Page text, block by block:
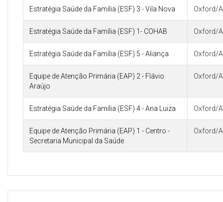
Estratégia Saúde da Família (ESF) 3 - Vila Nova Oxford/
Estratégia Saúde da Família (ESF) 1- COHAB Oxford/
Estratégia Saúde da Família (ESF) 5 - Aliança Oxford/
Equipe de Atenção Primária (EAP) 2 - Flávio
Araújo
Oxford/
Estratégia Saúde da Família (ESF) 4 - Ana Luiza Oxford/
Equipe de Atenção Primária (EAP) 1 - Centro -
Secretaria Municipal da Saúde
Oxford/